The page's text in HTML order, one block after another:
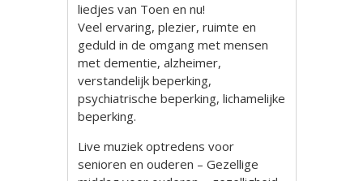
liedjes van Toen en nu!
Veel ervaring, plezier, ruimte en
geduld in de omgang met mensen
met dementie, alzheimer,
verstandelijk beperking,
psychiatrische beperking, lichamelijke
beperking.
Live muziek optredens voor
senioren en ouderen – Gezellige